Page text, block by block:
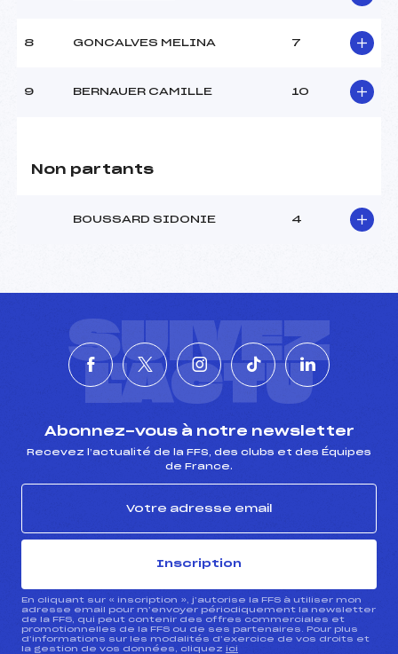
8 GONCALVES MELINA 7
9 BERNAUER CAMILLE 10
Non partants
BOUSSARD SIDONIE 4
SUIVEZ
L'ACTU
Abonnez-vous à notre newsletter
Recevez l’actualité de la FFS, des clubs et des Équipes
de France.
Inscription
En cliquant sur « inscription », j’autorise la FFS à utiliser mon
adresse email pour m’envoyer périodiquement la newsletter
de la FFS, qui peut contenir des offres commerciales et
promotionnelles de la FFS ou de ses partenaires. Pour plus
d’informations sur les modalités d’exercice de vos droits et
la gestion de vos données, cliquez ici